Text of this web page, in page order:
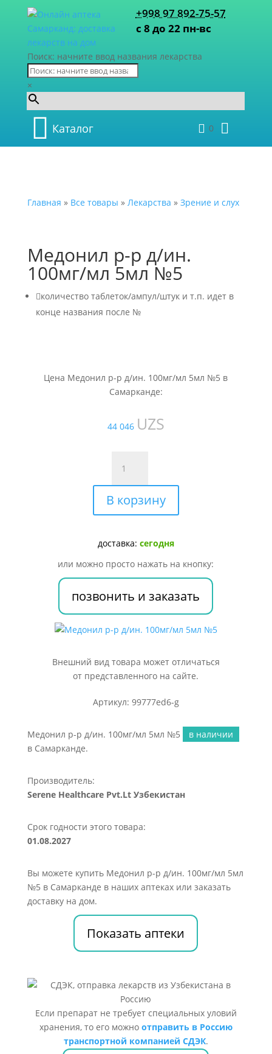
+998 97 892-75-57
с 8 до 22 пн-вс
Поиск: начните ввод названия лекарства
×
Каталог 0
Главная » Все товары » Лекарства » Зрение и слух
Медонил р-р д/ин.
100мг/мл 5мл №5
количество таблеток/ампул/штук и т.п. идет в
конце названия после №
Цена Медонил р-р д/ин. 100мг/мл 5мл №5 в
Самарканде:
44 046 UZS
товара
Медонил
р-
р
ин.
мл
№5
В корзину
доставка: сегодня
или можно просто нажать на кнопку:
позвонить и заказать
Внешний вид товара может отличаться
от представленного на сайте.
Артикул: 99777ed6-g
Медонил р-р д/ин. 100мг/мл 5мл №5
в наличии
в Самарканде.
Производитель:
Serene Healthcare Pvt.Lt Узбекистан
Срок годности этого товара:
01.08.2027
Вы можете купить Медонил р-р д/ин. 100мг/мл 5мл
№5 в Самарканде в наших аптеках или заказать
доставку на дом.
Показать аптеки
Если препарат не требует специальных уловий
хранения, то его можно отправить в Россию
транспортной компанией СДЭК.